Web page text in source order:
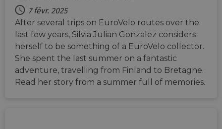
7 févr. 2025
After several trips on EuroVelo routes over the
last few years, Silvia Julian Gonzalez considers
herself to be something of a EuroVelo collector.
She spent the last summer on a fantastic
adventure, travelling from Finland to Bretagne.
Read her story from a summer full of memories.